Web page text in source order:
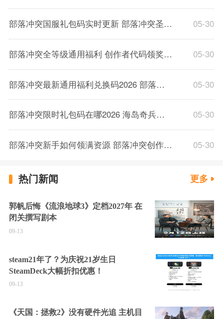
部落冲突国服礼包码实时更新 部落冲突圣水快速兑换技巧 05-30
部落冲突全等级通用福利 创作者代码领奖完整流程 05-30
部落冲突最新通用福利兑换码2026 部落冲突礼包码奖励领取 05-30
部落冲突限时礼包码在哪2026 海岛奇兵钻石道具获取攻略 05-30
部落冲突新手如何领满资源 部落冲突创作者代码填写教程 05-30
热门新闻 更多
郭帆后悔《流浪地球3》定档2027年 在
闭关撰写剧本
09-13
steam21年了？为庆祝21岁生日
SteamDeck大幅折扣优惠！
09-13
《天国：拯救2》没有硬件光追 主机目